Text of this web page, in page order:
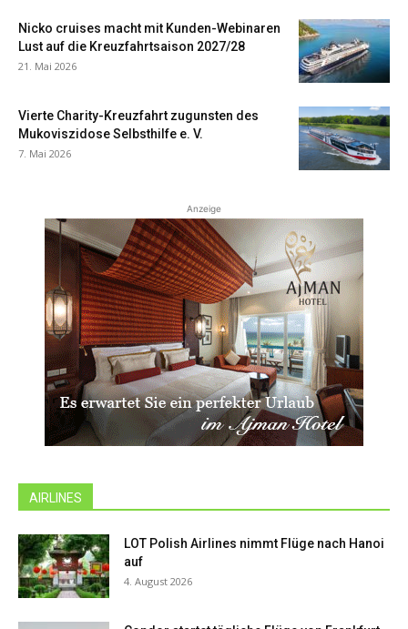
Nicko cruises macht mit Kunden-Webinaren
Lust auf die Kreuzfahrtsaison 2027/28
21. Mai 2026
Vierte Charity-Kreuzfahrt zugunsten des
Mukoviszidose Selbsthilfe e. V.
7. Mai 2026
Anzeige
AIRLINES
LOT Polish Airlines nimmt Flüge nach Hanoi
auf
4. August 2026